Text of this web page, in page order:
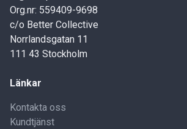
Org.nr: 559409-9698
c/o Better Collective
Norrlandsgatan 11
111 43 Stockholm
Länkar
Kontakta oss
Kundtjänst